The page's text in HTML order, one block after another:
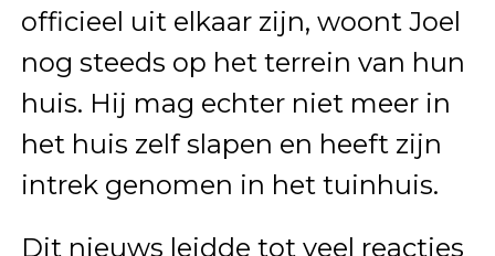
officieel uit elkaar zijn, woont Joel
nog steeds op het terrein van hun
huis. Hij mag echter niet meer in
het huis zelf slapen en heeft zijn
intrek genomen in het tuinhuis.
Dit nieuws leidde tot veel reacties